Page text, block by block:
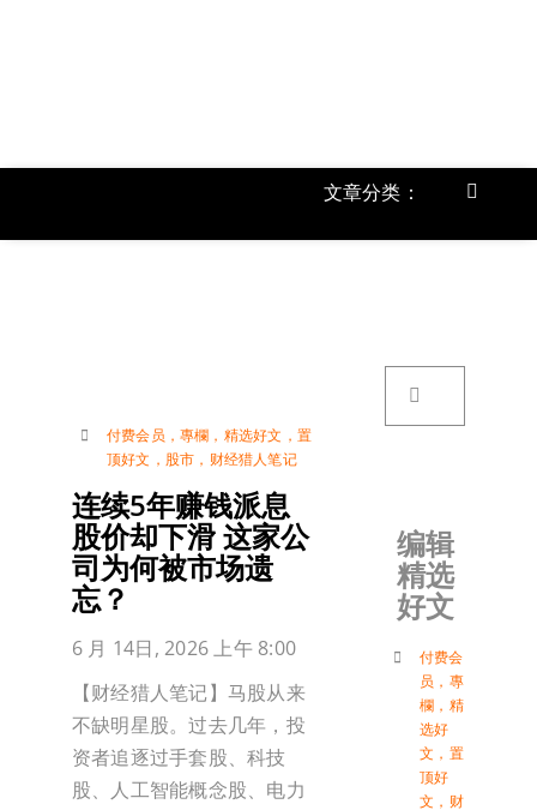
文章分类：
Toggle
付费会员 ， 專欄 ， 精选好文 ， 置
顶好文 ， 股市 ， 财经猎人笔记
连续5年赚钱派息
股价却下滑 这家公
司为何被市场遗
忘？
6 月 14日, 2026 上午 8:00
【财经猎人笔记】马股从来
不缺明星股。过去几年，投
资者追逐过手套股、科技
股、人工智能概念股、电力
编辑
精选
好文
付费会
员 ， 專
欄 ， 精
选好
文 ， 置
顶好
文 ， 财